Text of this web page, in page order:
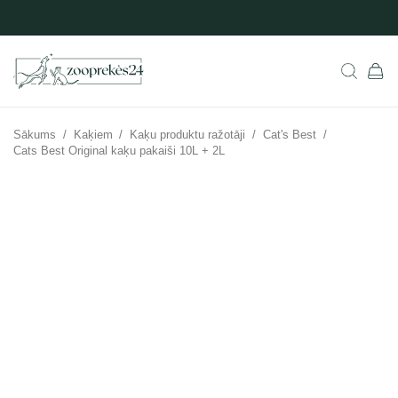
Sākums / Kaķiem / Kaķu produktu ražotāji / Cat's Best /
Cats Best Original kaķu pakaiši 10L + 2L